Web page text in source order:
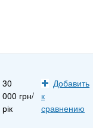
30
000 грн/
рік
Добавить
к
сравнению